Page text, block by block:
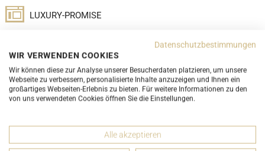
LUXURY-PROMISE
DETAILS
Datenschutzbestimmungen
WIR VERWENDEN COOKIES
Wir können diese zur Analyse unserer Besucherdaten platzieren, um unsere
Webseite zu verbessern, personalisierte Inhalte anzuzeigen und Ihnen ein
großartiges Webseiten-Erlebnis zu bieten. Für weitere Informationen zu den
von uns verwendeten Cookies öffnen Sie die Einstellungen.
Alle akzeptieren